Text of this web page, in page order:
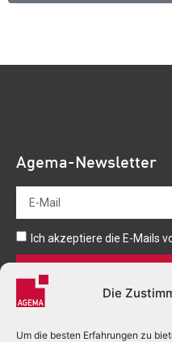
Die
Um die besten Erfahrungen zu
Agema-Newsletter
Ich akzeptiere die E-Mails